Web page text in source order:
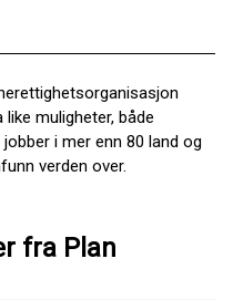
muligheter, både
i mer enn 80 land og
verden over.
fra Plan